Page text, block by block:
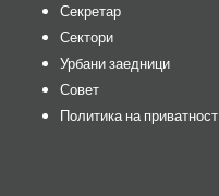
Секретар
Сектори
Урбани заедници
Совет
Политика на приватност